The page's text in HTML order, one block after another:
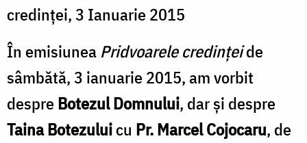
credinței, 3 Ianuarie 2015
În emisiunea Pridvoarele credințeide
sâmbătă, 3 ianuarie 2015, am vorbit
despreBotezul Domnului, dar și despre
Taina Botezuluicu Pr. Marcel Cojocaru, de